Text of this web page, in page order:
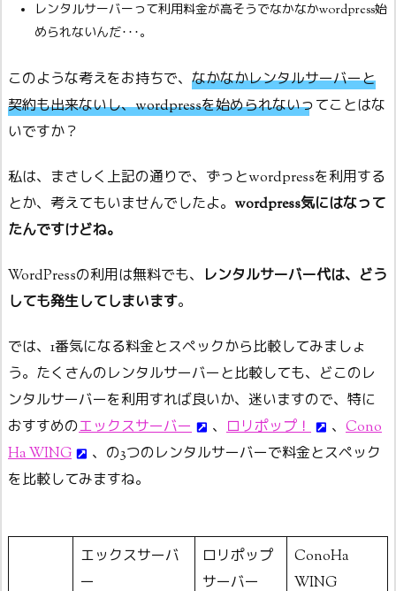
レンタルサーバーって利用料金が高そうでなかなかwordpress始
められないんだ･･･。
このような考えをお持ちで、 なかなかレンタルサーバーと
契約も出来ないし、wordpressを始められないってことはな
いですか？
私は、まさしく上記の通りで、ずっとwordpressを利用する
とか、考えてもいませんでしたよ。 wordpress気にはなって
たんですけどね。
WordPressの利用は無料でも、
レンタルサーバー代は、どう
しても発生してしまいます。
では、1番気になる料金とスペックから比較してみましょ
う。たくさんのレンタルサーバーと比較しても、どこのレ
ンタルサーバーを利用すれば良いか、迷いますので、特に
おすすめのエックスサーバー 、 ロリポップ！ 、 Cono
Ha WING
、の3つのレンタルサーバーで料金とスペック
を比較してみますね。
エックスサーバ
ー
ロリポップ
サーバー
ConoHa
WING